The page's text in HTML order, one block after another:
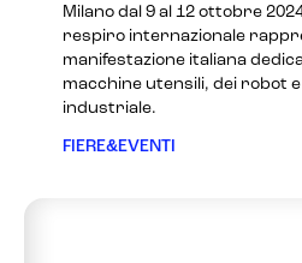
Milano dal 9 al 12 ottobre
respiro internazionale
manifestazione italiana
macchine utensili, dei robot e
industriale.
FIERE&EVENTI